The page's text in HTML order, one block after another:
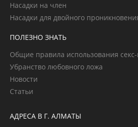
Насадки на член
Насадки для двойного
ПОЛЕЗНО ЗНАТЬ
Общие правила использования
Убранство любовного ложа
Новости
Статьи
АДРЕСА В Г. АЛМАТЫ